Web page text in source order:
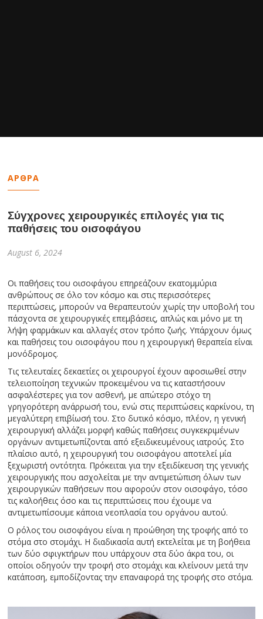
ΑΡΘΡΑ
Σύγχρονες χειρουργικές επιλογές για τις
παθήσεις του οισοφάγου
August 6, 2024
Οι παθήσεις του οισοφάγου επηρεάζουν εκατομμύρια
ανθρώπους σε όλο τον κόσμο και στις περισσότερες
περιπτώσεις, μπορούν να θεραπευτούν χωρίς την υποβολή του
πάσχοντα σε χειρουργικές επεμβάσεις, απλώς και μόνο με τη
λήψη φαρμάκων και αλλαγές στον τρόπο ζωής. Υπάρχουν όμως
και παθήσεις του οισοφάγου που η χειρουργική θεραπεία είναι
μονόδρομος.
Τις τελευταίες δεκαετίες οι χειρουργοί έχουν αφοσιωθεί στην
τελειοποίηση τεχνικών προκειμένου να τις καταστήσουν
ασφαλέστερες για τον ασθενή, με απώτερο στόχο τη
γρηγορότερη ανάρρωσή του, ενώ στις περιπτώσεις καρκίνου, τη
μεγαλύτερη επιβίωσή του. Στο δυτικό κόσμο, πλέον, η γενική
χειρουργική αλλάζει μορφή καθώς παθήσεις συγκεκριμένων
οργάνων αντιμετωπίζονται από εξειδικευμένους ιατρούς. Στο
πλαίσιο αυτό, η χειρουργική του οισοφάγου αποτελεί μία
ξεχωριστή οντότητα. Πρόκειται για την εξειδίκευση της γενικής
χειρουργικής που ασχολείται με την αντιμετώπιση όλων των
χειρουργικών παθήσεων που αφορούν στον οισοφάγο, τόσο
τις καλοήθεις όσο και τις περιπτώσεις που έχουμε να
αντιμετωπίσουμε κάποια νεοπλασία του οργάνου αυτού.
Ο ρόλος του οισοφάγου είναι η προώθηση της τροφής από το
στόμα στο στομάχι. Η διαδικασία αυτή εκτελείται με τη βοήθεια
των δύο σφιγκτήρων που υπάρχουν στα δύο άκρα του, οι
οποίοι οδηγούν την τροφή στο στομάχι και κλείνουν μετά την
κατάποση, εμποδίζοντας την επαναφορά της τροφής στο στόμα.